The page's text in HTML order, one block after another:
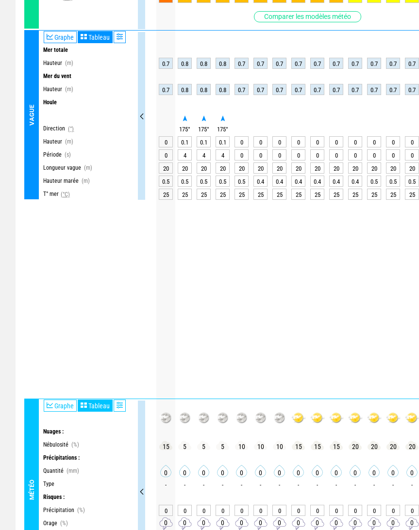
Comparer les modèles météo
VAGUE
Graphe Tableau
Mer totale
Hauteur (m)
Mer du vent
Hauteur (m)
Houle
Direction (°)
Hauteur (m)
Période (s)
Longueur vague (m)
Hauteur marée (m)
T° mer (°C)
MÉTÉO
Graphe Tableau
Nuages :
Nébulosité (%)
Précipitations :
Quantité (mm)
Type
Risques :
Précipitation (%)
Orage (%)
0.7 0.8 0.8 0.8 0.7 0.7 0.7 0.7 0.7 0.7 0.7 0.7 0.7 0.7
0.7 0.8 0.8 0.8 0.7 0.7 0.7 0.7 0.7 0.7 0.7 0.7 0.7 0.7
175° 175° 175°
0
0.1 0.1 0.1 0 0 0 0 0 0 0 0 0 0
0
4 4 4 0 0 0 0 0 0 0 0 0 0
20
20 20 20 20 20 20 20 20 20 20 20 20 20
0.5
0.5 0.5 0.5 0.5 0.4 0.4 0.4 0.4 0.4 0.4 0.5 0.5 0.5
25
25 25 25 25 25 25 25 25 25 25 25 25 25
15 5 5 5 10 10 10 15 15 15 20 20 20 20
0 0 0 0 0 0 0 0 0 0 0 0 0 0
- - - - - - - - - - - - - -
0 0 0 0 0 0 0 0 0 0 0 0 0 0
0 0 0 0 0 0 0 0 0 0 0 0 0 0